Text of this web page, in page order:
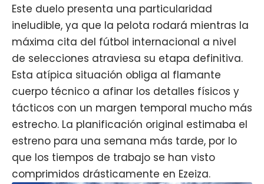
Este duelo presenta una particularidad
ineludible, ya que la pelota rodará mientras la
máxima cita del fútbol internacional a nivel
de selecciones atraviesa su etapa definitiva.
Esta atípica situación obliga al flamante
cuerpo técnico a afinar los detalles físicos y
tácticos con un margen temporal mucho más
estrecho. La planificación original estimaba el
estreno para una semana más tarde, por lo
que los tiempos de trabajo se han visto
comprimidos drásticamente en Ezeiza.